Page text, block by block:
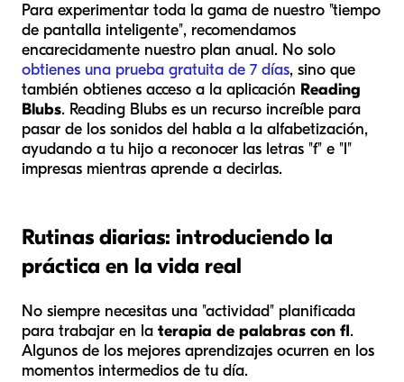
Para experimentar toda la gama de nuestro "tiempo
de pantalla inteligente", recomendamos
encarecidamente nuestro plan anual. No solo
obtienes una prueba gratuita de 7 días, sino que
también obtienes acceso a la aplicación Reading
Blubs. Reading Blubs es un recurso increíble para
pasar de los sonidos del habla a la alfabetización,
ayudando a tu hijo a reconocer las letras "f" e "l"
impresas mientras aprende a decirlas.
Rutinas diarias: introduciendo la
práctica en la vida real
No siempre necesitas una "actividad" planificada
para trabajar en la terapia de palabras con fl.
Algunos de los mejores aprendizajes ocurren en los
momentos intermedios de tu día.